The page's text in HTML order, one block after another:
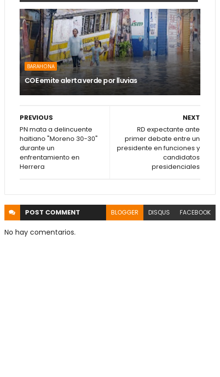
BARAHONA
COE emite alerta verde por lluvias
NEXT
RD expectante ante
primer debate entre un
presidente en funciones y
candidatos
presidenciales
PREVIOUS
PN mata a delincuente
haitiano "Moreno 30-30"
durante un
enfrentamiento en
Herrera
POST COMMENT BLOGGER DISQUS FACEBOOK
No hay comentarios.